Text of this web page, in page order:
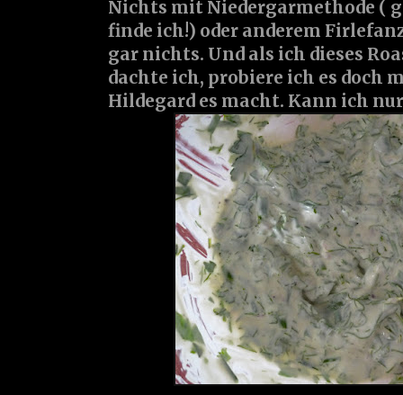
Nichts mit Niedergarmethode (
finde ich!) oder anderem
gar nichts. Und als ich dieses
dachte ich, probiere ich es doch
Hildegard es macht. Kann ich